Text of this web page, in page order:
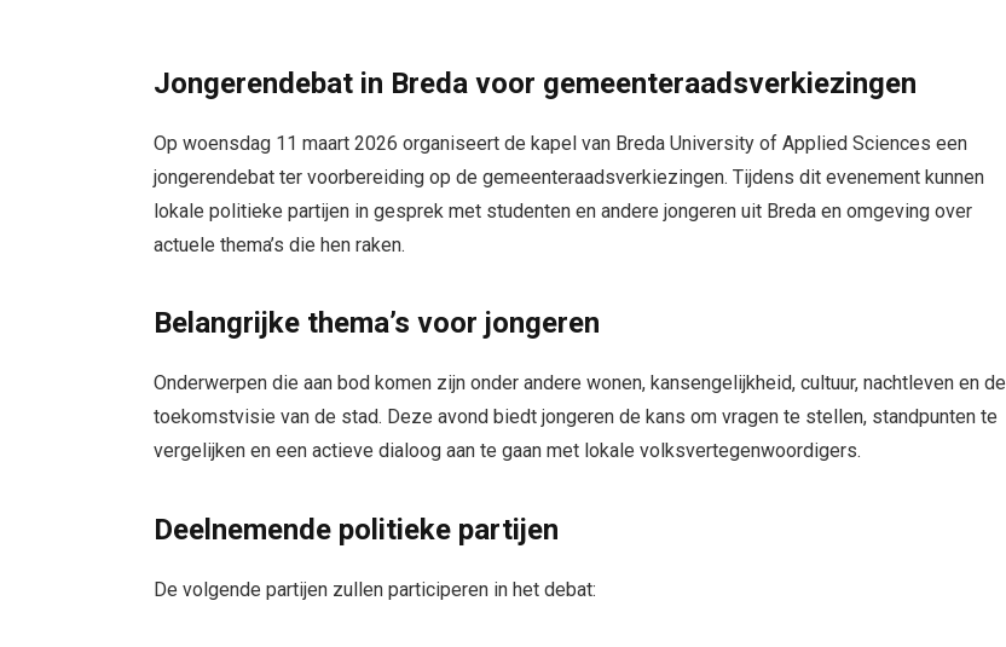
Jongerendebat in Breda voor gemeenteraadsverkiezingen
Op woensdag 11 maart 2026 organiseert de kapel van Breda University of Applied Sciences een
jongerendebat ter voorbereiding op de gemeenteraadsverkiezingen. Tijdens dit evenement kunnen
lokale politieke partijen in gesprek met studenten en andere jongeren uit Breda en omgeving over
actuele thema’s die hen raken.
Belangrijke thema’s voor jongeren
Onderwerpen die aan bod komen zijn onder andere wonen, kansengelijkheid, cultuur, nachtleven en de
toekomstvisie van de stad. Deze avond biedt jongeren de kans om vragen te stellen, standpunten te
vergelijken en een actieve dialoog aan te gaan met lokale volksvertegenwoordigers.
Deelnemende politieke partijen
De volgende partijen zullen participeren in het debat: